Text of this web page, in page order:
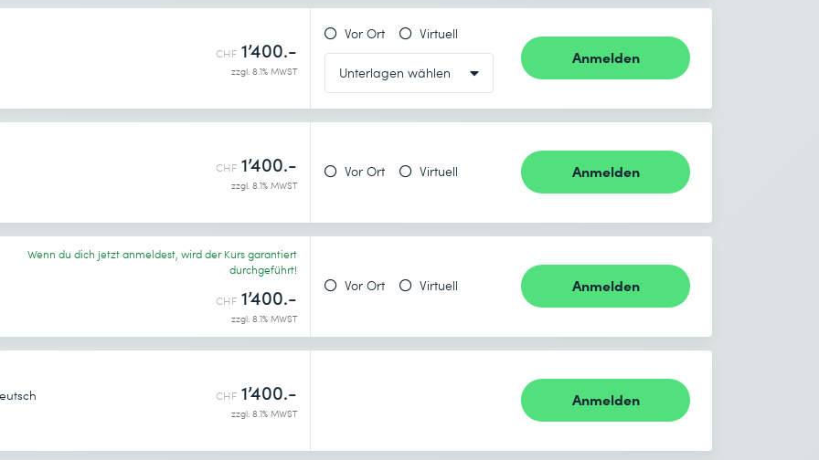
CHF 1’400.-
zzgl. 8.1% MWST
Vor Ort Virtuell
Anmelden
CHF 1’400.-
zzgl. 8.1% MWST
Vor Ort Virtuell Anmelden
Wenn du dich jetzt anmeldest, wird der Kurs garantiert
durchgeführt!
CHF 1’400.-
zzgl. 8.1% MWST
Vor Ort Virtuell Anmelden
CHF 1’400.-
zzgl. 8.1% MWST
Anmelden